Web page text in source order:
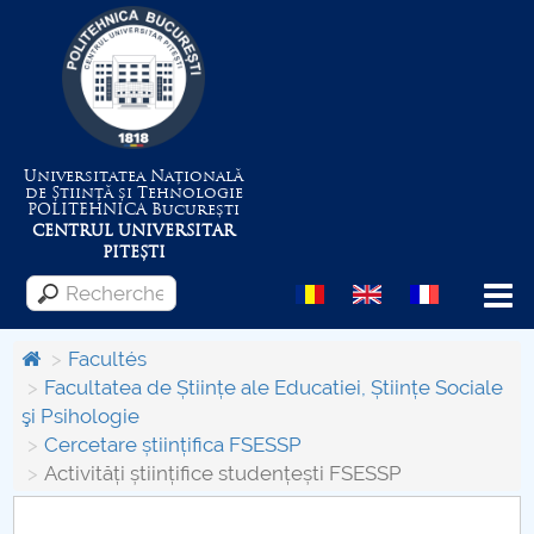
Universitatea Națională
de Știință și Tehnologie
POLITEHNICABucurești
CENTRUL UNIVERSITAR
PITEȘTI
Menu
Despre Universitate
Centrul de Management al Proiectelor
Facultés
Facultatea de Științe ale Educatiei, Științe Sociale
şi Psihologie
Cercetare științifica FSESSP
Activități științifice studențești FSESSP